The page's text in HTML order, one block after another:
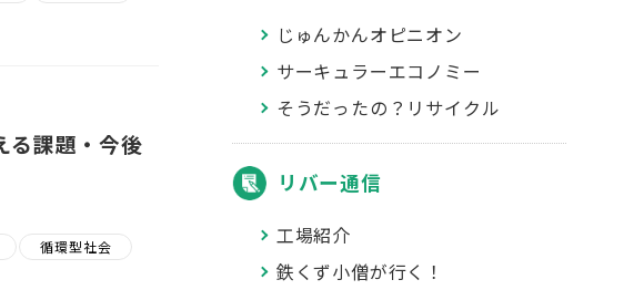
課題・今後
循環型社会
じゅんかんオピニオン
サーキュラーエコノミー
そうだったの？リサイクル
リバー通信
工場紹介
鉄くず小僧が行く！